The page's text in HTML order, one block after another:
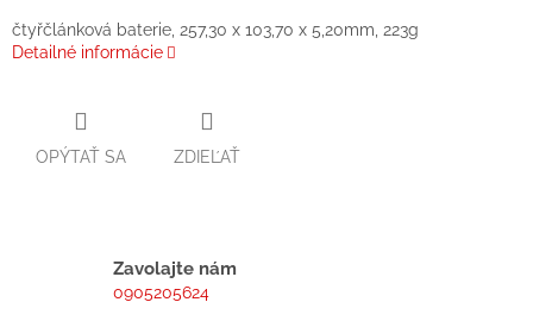
čtyřčlánková baterie, 257,30 x 103,70 x 5,20mm, 223g
Detailné informácie
OPÝTAŤ SA ZDIEĽAŤ
Zavolajte nám
0905205624